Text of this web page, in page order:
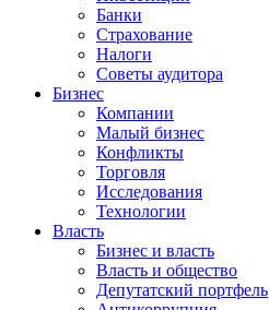
Банки
Страхование
Налоги
Советы аудитора
Бизнес
Компании
Малый бизнес
Конфликты
Торговля
Исследования
Технологии
Власть
Бизнес и власть
Власть и общество
Депутатский портфель